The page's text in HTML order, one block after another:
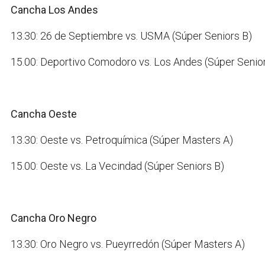
Cancha Los Andes
13.30: 26 de Septiembre vs. USMA (Súper Seniors B)
15.00: Deportivo Comodoro vs. Los Andes (Súper
Cancha Oeste
13.30: Oeste vs. Petroquímica (Súper Masters A)
15.00: Oeste vs. La Vecindad (Súper Seniors B)
Cancha Oro Negro
13.30: Oro Negro vs. Pueyrredón (Súper Masters A)